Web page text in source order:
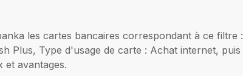
les cartes bancaires correspondant à ce filtre :
Plus, Type d'usage de carte : Achat internet, puis
et avantages.